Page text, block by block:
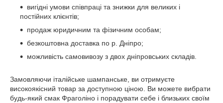
вигідні умови співпраці та знижки для великих і
постійних клієнтів;
продаж юридичним та фізичним особам;
безкоштовна доставка по р. Дніпро;
можливість самовивозу з двох дніпровських складів.
Замовляючи італійське шампанське, ви отримуєте
високоякісний товар за доступною ціною. Ви можете вибрати
будь-який смак Фраголіно і порадувати себе і близьких своїм